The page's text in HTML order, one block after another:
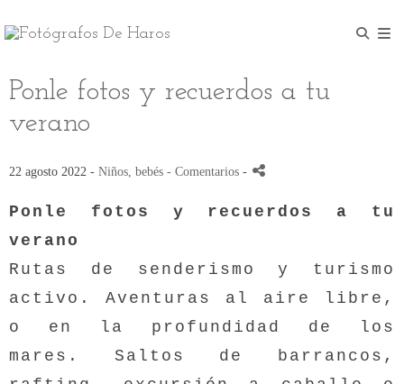
Ponle fotos y recuerdos a tu
verano
22 agosto 2022 - Niños, bebés - Comentarios -
Ponle fotos y recuerdos a tu
verano
Rutas de senderismo y turismo
activo. Aventuras al aire libre,
o en la profundidad de los
mares. Saltos de barrancos,